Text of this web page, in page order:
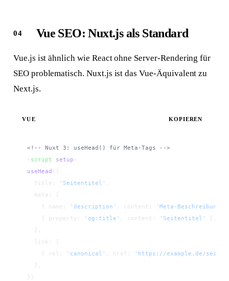
Vue SEO: Nuxt.js als Standard
Vue.js ist ähnlich wie React ohne Server-Rendering für
SEO problematisch. Nuxt.js ist das Vue-Äquivalent zu
Next.js.
VUE KOPIEREN
<!-- Nuxt 3: useHead() für Meta-Tags -->
< script setup >
useHead
({
  title:
'Seitentitel' ,
  meta: [
    { name:
'description' , content: 'Meta-Beschreibung'
    { property:
'og:title' , content: 'Seitentitel'
},
  ],
  link: [
    { rel:
'canonical' , href:
'https://example.de/
  ],
})